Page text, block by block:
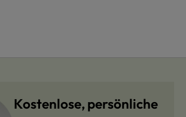
Kostenlose, persönliche